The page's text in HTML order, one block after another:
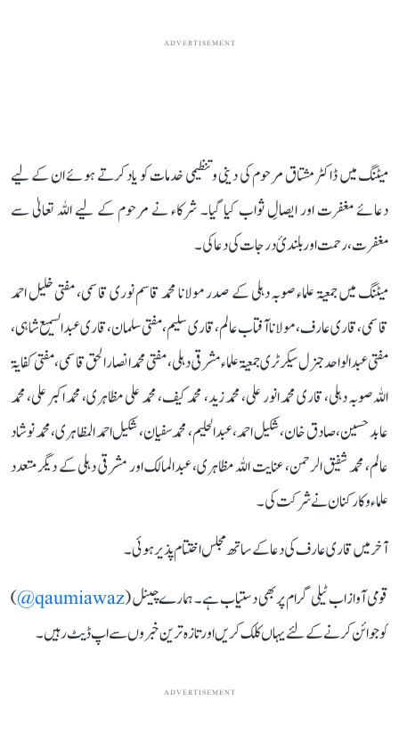
ADVERTISEMENT
میٹنگ میں ڈاکٹر مشتاق مرحوم کی دینی و تنظیمی خدمات کو یاد کرتے ہوئے ان کے لیے
دعائے مغفرت اور ایصالِ ثواب کیا گیا۔ شرکاء نے مرحوم کے لیے اللہ تعالیٰ سے
مغفرت، رحمت اور بلندیٔ درجات کی دعا کی۔
میٹنگ میں جمعیۃ علماء صوبہ دہلی کے صدر مولانا محمد قاسم نوری قاسمی، مفتی خلیل احمد
قاسمی، قاری عارف، مولانا آفتاب عالم، قاری سلیم، مفتی سلمان ، قاری عبدالسمیع شاہی ،
مفتی عبد الواحد جنرل سیکرٹری جمعیۃ علماء مشرقی دہلی، مفتی محمد انصار الحق قاسمی ، مفتی کفایۃ
اللہ صوبہ دہلی، قاری محمد انور علی، محمد زید، محمد کیف، محمد علی مظاہری، محمد اکبر علی، محمد
عابد حسین، صادق خان، شکیل احمد، عبدالحلیم، محمد سفیان، شکیل احمد المظاہری، محمد نوشاد
عالم، محمد شفیق الرحمن، عنایت اللہ مظاہری، عبدالمالک اور مشرقی دہلی کے دیگر متعدد
علماء و کارکنان نے شرکت کی۔
آخر میں قاری عارف کی دعا کے ساتھ مجلس اختتام پذیر ہوئی۔
قومی آواز اب ٹیلی گرام پر بھی دستیاب ہے۔ ہمارے چینل (qaumiawaz@
)
کو جوائن کرنے کے لئے یہاں کلک کریں اور تازہ ترین خبروں سے اپ ڈیٹ رہیں۔
ADVERTISEMENT